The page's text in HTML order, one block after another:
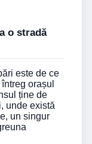
o stradă
este de ce
orașul
ține de
unde există
un singur